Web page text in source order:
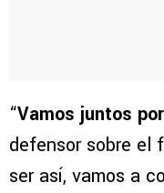
“Vamos juntos
defensor sobre el
ser así, vamos a